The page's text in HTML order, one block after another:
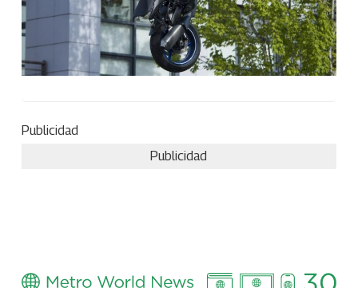
Publicidad
Publicidad